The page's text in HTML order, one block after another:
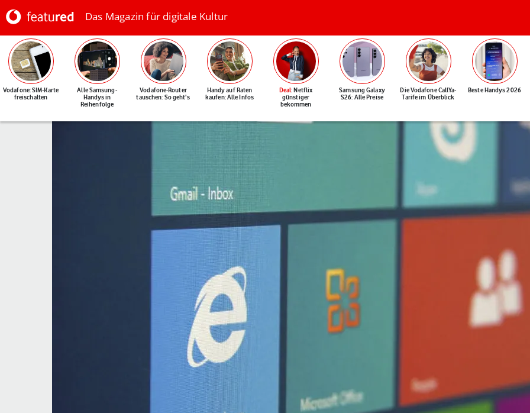
Das Magazin für digitale Kultur
Vodafone: SIM-Karte
freischalten
Alle Samsung-
Handys in
Reihenfolge
Vodafone-Router
tauschen: So geht's
Handy auf Raten
kaufen: Alle Infos
Deal: Netflix
günstiger
bekommen
Samsung Galaxy
S26: Alle Preise
Die Vodafone CallYa-
Tarife im Überblick
Beste Handys 2026